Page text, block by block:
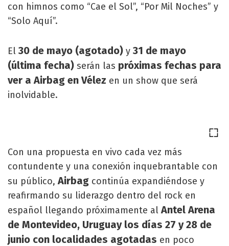
con himnos como “Cae el Sol”, “Por Mil Noches” y
“Solo Aquí”.
El 30 de mayo (agotado) y 31 de mayo
(última fecha) serán las próximas fechas para
ver a Airbag en Vélez en un show que será
inolvidable.
Con una propuesta en vivo cada vez más
contundente y una conexión inquebrantable con
su público,Airbag continúa expandiéndose y
reafirmando su liderazgo dentro del rock en
español llegando próximamente alAntel Arena
de Montevideo, Uruguay los días 27 y 28 de
junio con localidades agotadas en poco